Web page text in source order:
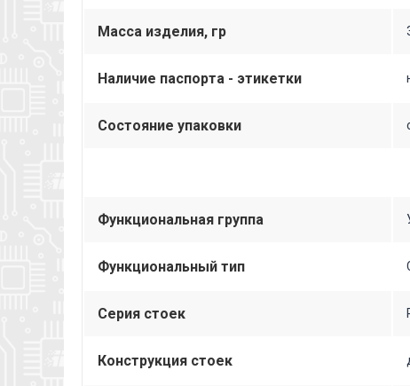
Масса изделия, гр
Наличие паспорта - этикетки
Состояние упаковки
Функциональная группа
Функциональный тип
Серия стоек
Конструкция стоек